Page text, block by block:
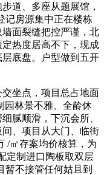
道、多座从题展馆，
记房源集中正在楼栋
面裂缝把控严谨，北
热度居高不下，现成
底盘。户型做到五开
坐点，项目总占地面
园林景不雅、全龄休
腻顺滑，下沉会所、
、项目从大门、临街
/㎡存案均价核算，为
定制进口陶板取双层
暂不接管任何姑且到